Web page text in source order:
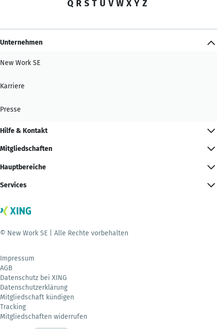
Q R S T U V W X Y Z
Unternehmen
New Work SE
Karriere
Presse
Hilfe & Kontakt
Mitgliedschaften
Hauptbereiche
Services
© New Work SE | Alle Rechte vorbehalten
Impressum
AGB
Datenschutz bei XING
Datenschutzerklärung
Mitgliedschaft kündigen
Tracking
Mitgliedschaften widerrufen